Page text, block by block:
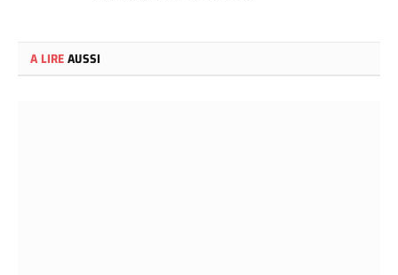
A LIREAUSSI